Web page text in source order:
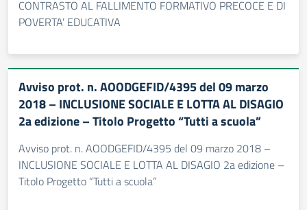
CONTRASTO AL FALLIMENTO FORMATIVO PRECOCE E DI
POVERTA’ EDUCATIVA
Avviso prot. n. AOODGEFID/4395 del 09 marzo
2018 – INCLUSIONE SOCIALE E LOTTA AL DISAGIO
2a edizione – Titolo Progetto “Tutti a scuola”
Avviso prot. n. AOODGEFID/4395 del 09 marzo 2018 –
INCLUSIONE SOCIALE E LOTTA AL DISAGIO 2a edizione –
Titolo Progetto “Tutti a scuola”